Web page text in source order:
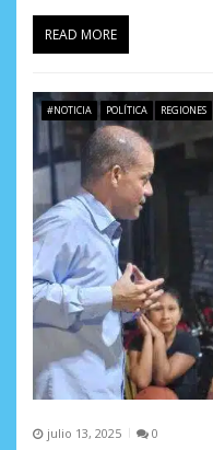
READ MORE
#NOTICIA POLÍTICA REGIONES
julio 13, 2025 0